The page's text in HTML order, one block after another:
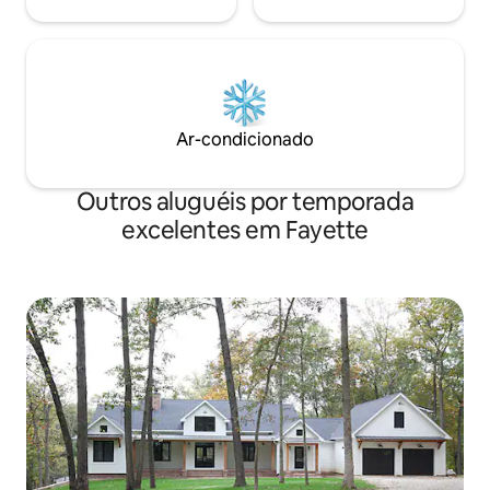
Ar-condicionado
Outros aluguéis por temporada
excelentes em Fayette